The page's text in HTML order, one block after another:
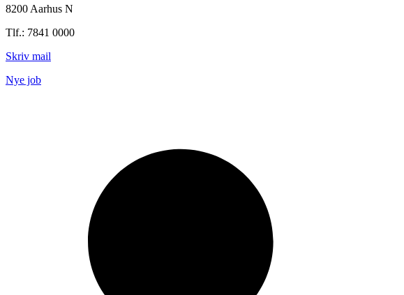
8200 Aarhus N
Tlf.: 7841 0000
Skriv mail
Nye job